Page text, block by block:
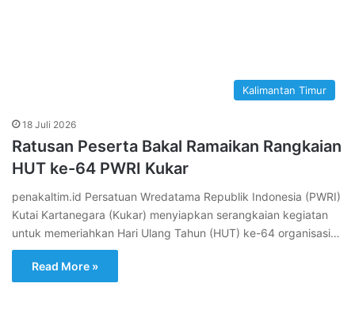
Kalimantan Timur
18 Juli 2026
Ratusan Peserta Bakal Ramaikan Rangkaian
HUT ke-64 PWRI Kukar
penakaltim.id Persatuan Wredatama Republik Indonesia (PWRI)
Kutai Kartanegara (Kukar) menyiapkan serangkaian kegiatan
untuk memeriahkan Hari Ulang Tahun (HUT) ke-64 organisasi…
Read More »